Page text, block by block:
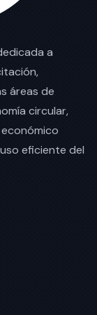
a
áreas de
circular,
eficiente del